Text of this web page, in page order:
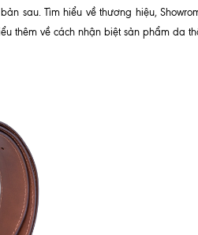
sau. Tìm hiểu về thương hiệu,
thêm về cách nhận biệt sản phẩm da